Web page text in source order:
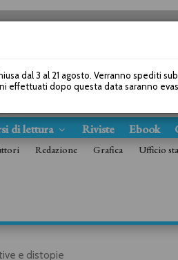
di lettura Riviste Ebook
Redazione Grafica Ufficio
e distopie
dal 3 al 21 agosto. Verranno spediti
effettuati dopo questa data saranno